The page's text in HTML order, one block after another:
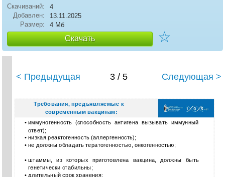
Скачиваний:
4
Добавлен:
13.11.2025
Размер:
4 Мб
Скачать ☆
< Предыдущая 3 / 5 Следующая >
Требования, предъявляемые к
современным вакцинам:
• иммуногенность (способность антигена вызывать иммунный
ответ);
• низкая реактогенность (аллергенность);
• не должны обладать тератогенностью, онкогенностью;
• штаммы, из которых приготовлена вакцина, должны быть
генетически стабильны;
• длительный срок хранения;